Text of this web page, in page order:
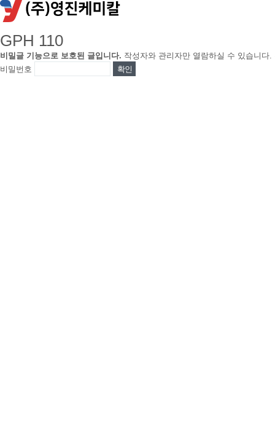
GPH 110
비밀글 기능으로 보호된 글입니다. 작성자와 관리자만 열람하실 수 있습니다
비밀번호